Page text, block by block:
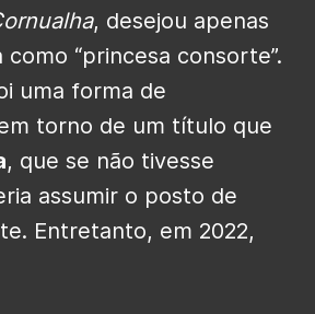
, desejou apenas
“princesa consorte”.
uma forma de
torno de um título que
, que se não tivesse
assumir o posto de
Entretanto, em 2022,